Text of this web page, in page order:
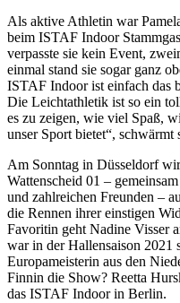
Als aktive Athletin war
beim ISTAF Indoor
verpasste sie kein Event,
einmal stand sie sogar ganz
ISTAF Indoor ist einfach das
Die Leichtathletik ist so ein
es zu zeigen, wie viel Spaß,
unser Sport bietet“, schwärmt
Am Sonntag in Düsseldorf
Wattenscheid 01 –
und zahlreichen Freunden –
die Rennen ihrer einstigen
Favoritin geht Nadine Visser
war in der Hallensaison 2021
Europameisterin aus den
Finnin die Show? Reetta
das ISTAF Indoor in Berlin.